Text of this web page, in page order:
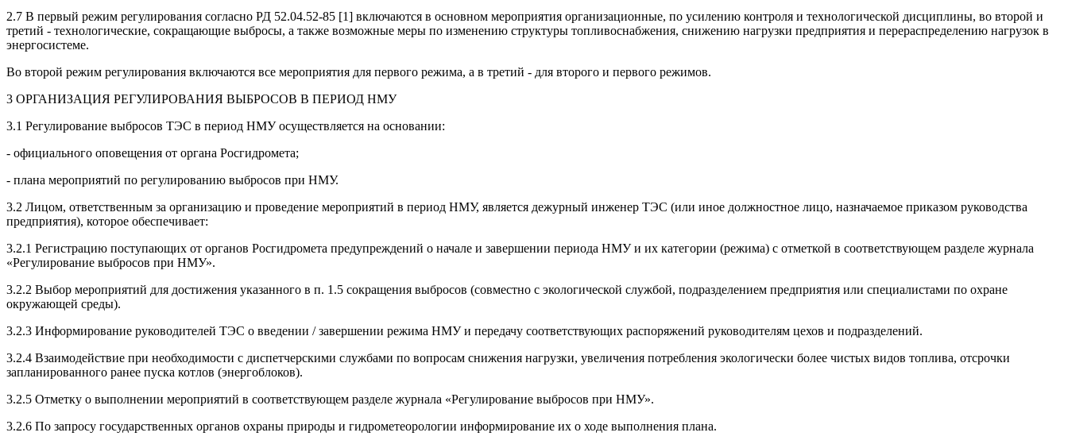
2.7 В первый режим регулирования согласно РД 52.04.52-85 [1] включаются в основном мероприятия организационные, по усилению контроля и технологической дисциплины, во второй и
третий - технологические, сокращающие выбросы, а также возможные меры по изменению структуры топливоснабжения, снижению нагрузки предприятия и перераспределению нагрузок в
энергосистеме.
Во второй режим регулирования включаются все мероприятия для первого режима, а в третий - для второго и первого режимов.
3 ОРГАНИЗАЦИЯ РЕГУЛИРОВАНИЯ ВЫБРОСОВ В ПЕРИОД НМУ
3.1 Регулирование выбросов ТЭС в период НМУ осуществляется на основании:
- официального оповещения от органа Росгидромета;
- плана мероприятий по регулированию выбросов при НМУ.
3.2 Лицом, ответственным за организацию и проведение мероприятий в период НМУ, является дежурный инженер ТЭС (или иное должностное лицо, назначаемое приказом руководства
предприятия), которое обеспечивает:
3.2.1 Регистрацию поступающих от органов Росгидромета предупреждений о начале и завершении периода НМУ и их категории (режима) с отметкой в соответствующем разделе журнала
«Регулирование выбросов при НМУ».
3.2.2 Выбор мероприятий для достижения указанного в п. 1.5 сокращения выбросов (совместно с экологической службой, подразделением предприятия или специалистами по охране
окружающей среды).
3.2.3 Информирование руководителей ТЭС о введении / завершении режима НМУ и передачу соответствующих распоряжений руководителям цехов и подразделений.
3.2.4 Взаимодействие при необходимости с диспетчерскими службами по вопросам снижения нагрузки, увеличения потребления экологически более чистых видов топлива, отсрочки
запланированного ранее пуска котлов (энергоблоков).
3.2.5 Отметку о выполнении мероприятий в соответствующем разделе журнала «Регулирование выбросов при НМУ».
3.2.6 По запросу государственных органов охраны природы и гидрометеорологии информирование их о ходе выполнения плана.